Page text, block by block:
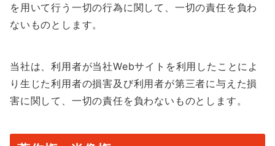
を用いて行う一切の行為に関して、一切の責任を負わ
ないものとします。
当社は、利用者が当社Webサイトを利用したことによ
り生じた利用者の損害及び利用者が第三者に与えた損
害に関して、一切の責任を負わないものとします。